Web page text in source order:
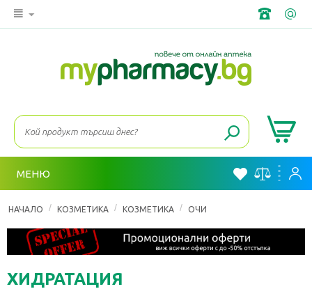
МЕНЮ
НАЧАЛО / КОЗМЕТИКА / КОЗМЕТИКА / ОЧИ
ХИДРАТАЦИЯ